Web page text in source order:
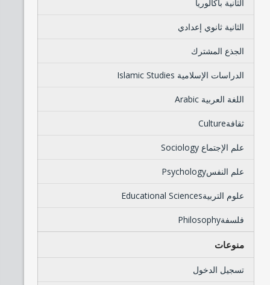
الثانية باكالوريا
الثانية ثانوي إعدادي
الجذع المشترك
الدراسات الإسلامية Islamic Studies
اللغة العربية Arabic
ثقافةCulture
علم الإجتماع Sociology
علم النفسPsychology
علوم التربيةEducational Sciences
فلسفةPhilosophy
منوعات
تسجيل الدخول